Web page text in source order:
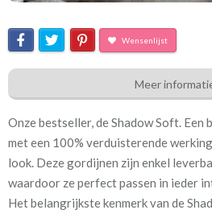
Wensenlijst
Eb_Shadowsoft Blackout white
Eigenschappen
white
Stofbreedte: 135
Meer
Onze bestseller, de Shadow Soft.
met een 100% verduisterende
look. Deze gordijnen zijn enkel
waardoor ze perfect passen in ieder
Het belangrijkste kenmerk van de